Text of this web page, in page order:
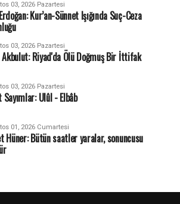
03, 2026 Pazartesi
Kur’an-Sünnet Işığında Suç-Ceza
03, 2026 Pazartesi
Akbulut: Riyad'da Ölü Doğmuş Bir İttifak
03, 2026 Pazartesi
Ulûl - Elbâb
01, 2026 Cumartesi
Hüner: Bütün saatler yaralar, sonuncusu